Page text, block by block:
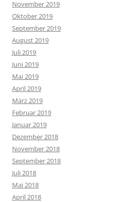
November 2019
Oktober 2019
September 2019
August 2019
Juli 2019
Juni 2019
Mai 2019
April 2019
März 2019
Februar 2019
Januar 2019
Dezember 2018
November 2018
September 2018
Juli 2018
Mai 2018
April 2018